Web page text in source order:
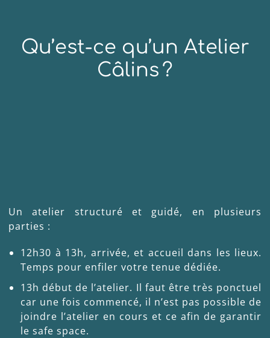
Qu’est-ce qu’un Atelier
Câlins ?
Un atelier structuré et guidé, en plusieurs
parties :
12h30 à 13h, arrivée, et accueil dans les lieux.
Temps pour enfiler votre tenue dédiée.
13h début de l’atelier. Il faut être très ponctuel
car une fois commencé, il n’est pas possible de
joindre l’atelier en cours et ce afin de garantir
le safe space.